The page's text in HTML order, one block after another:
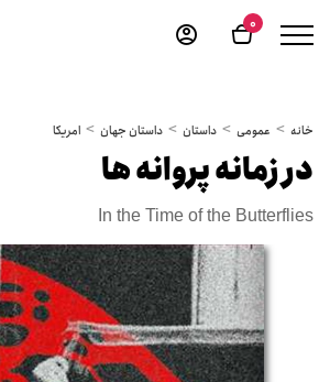
0
خانه عمومی داستان داستان جهان امریکا
در زمانه پروانه ها
In the Time of the Butterflies